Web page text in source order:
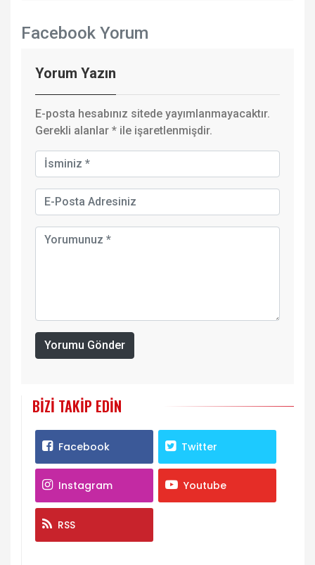
Facebook Yorum
Yorum Yazın
E-posta hesabınız sitede yayımlanmayacaktır.
Gerekli alanlar * ile işaretlenmişdir.
Yorumu Gönder
BIZI TAKIP EDIN
Facebook Twitter
Instagram Youtube
RSS